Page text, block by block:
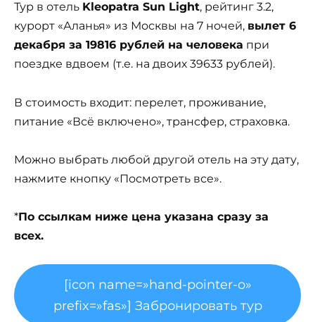
Тур в отель Kleopatra Sun Light, рейтинг 3.2,
курорт «Аланья» из Москвы на 7 ночей, вылет 6
декабря за 19816 рублей на человека при
поездке вдвоем (т.е. на двоих 39633 рублей).
В стоимость входит: перелет, проживание,
питание «Всё включено», трансфер, страховка.
Можно выбрать любой другой отель на эту дату,
нажмите кнопку «Посмотреть все».
*По ссылкам ниже цена указана сразу за
всех.
[icon name=»hand-pointer-o»
prefix=»fas»] Забронировать тур